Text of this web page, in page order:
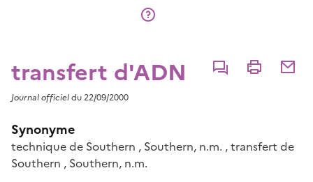
transfert d'ADN CommenterImprimer
Journal officieldu 22/09/2000
Synonyme
technique de Southern , Southern, n.m. ,transfert de
Southern , Southern, n.m.